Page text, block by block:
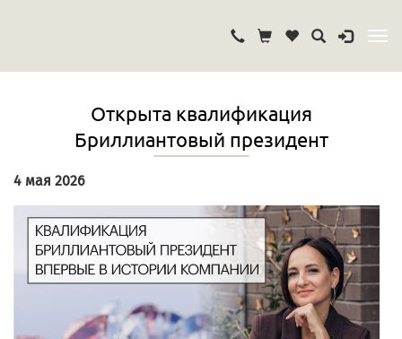
Открыта квалификация
Бриллиантовый президент
4 мая 2026